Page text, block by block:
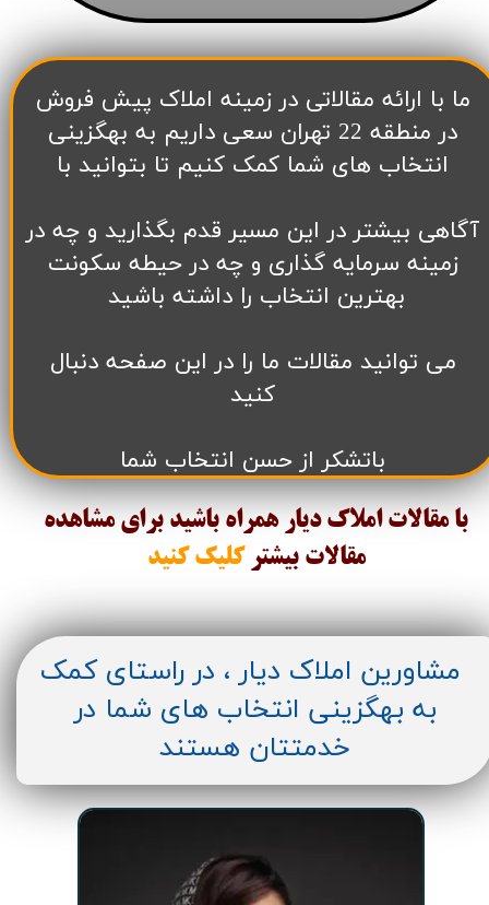
​ما با ارائه مقالاتی در زمینه املاک پیش فروش
در منطقه 22 تهران سعی داریم به بهگزینی
انتخاب های شما کمک کنیم تا بتوانید با
آگاهی بیشتر در این مسیر قدم بگذارید و چه در
زمینه سرمایه گذاری و چه در حیطه سکونت
بهترین انتخاب را داشته باشید
می توانید مقالات ما را در این صفحه دنبال
کنید
باتشکر از حسن انتخاب شما
با مقالات املاک دیار همراه باشید برای مشاهده
مقالات بیشتر کلیک کنید
مشاورین املاک دیار ، در راستای کمک
به بهگزینی انتخاب های شما در
خدمتتان هستند